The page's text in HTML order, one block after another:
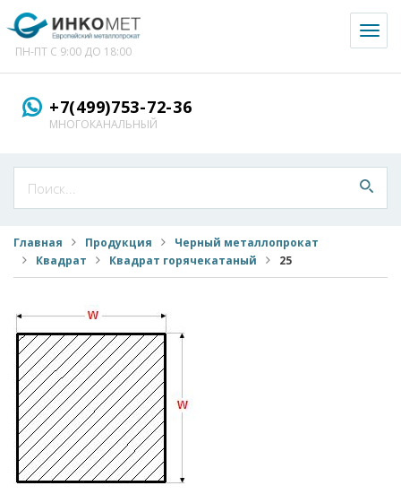
ПН-ПТ С 9:00 ДО 18:00
+7(499)753-72-36
МНОГОКАНАЛЬНЫЙ
Главная Продукция
Черный металлопрокат
Квадрат
Квадрат горячекатаный 25